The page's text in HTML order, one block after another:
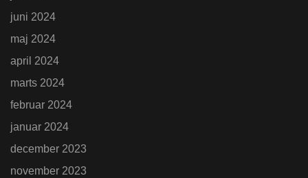
juni 2024
maj 2024
april 2024
marts 2024
februar 2024
januar 2024
december 2023
november 2023